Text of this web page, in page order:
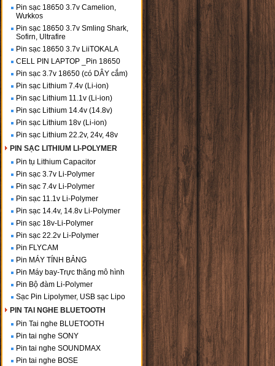
Pin sạc 18650 3.7v Camelion,
Wưkkos
Pin sạc 18650 3.7v Smling Shark,
Sofirn, Ultrafire
Pin sạc 18650 3.7v LiiTOKALA
CELL PIN LAPTOP _Pin 18650
Pin sạc 3.7v 18650 (có DÂY cắm)
Pin sạc Lithium 7.4v (Li-ion)
Pin sạc Lithium 11.1v (Li-ion)
Pin sạc Lithium 14.4v (14.8v)
Pin sạc Lithium 18v (Li-ion)
Pin sạc Lithium 22.2v, 24v, 48v
PIN SẠC LITHIUM LI-POLYMER
Pin tụ Lithium Capacitor
Pin sạc 3.7v Li-Polymer
Pin sạc 7.4v Li-Polymer
Pin sạc 11.1v Li-Polymer
Pin sạc 14.4v, 14.8v Li-Polymer
Pin sạc 18v-Li-Polymer
Pin sạc 22.2v Li-Polymer
Pin FLYCAM
Pin MÁY TÍNH BẢNG
Pin Máy bay-Trực thăng mô hình
Pin Bộ đàm Li-Polymer
Sạc Pin Lipolymer, USB sạc Lipo
PIN TAI NGHE BLUETOOTH
Pin Tai nghe BLUETOOTH
Pin tai nghe SONY
Pin tai nghe SOUNDMAX
Pin tai nghe BOSE